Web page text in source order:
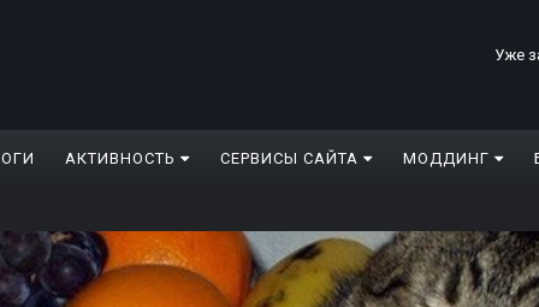
Уже
АКТИВНОСТЬ СЕРВИСЫ САЙТА МОДДИНГ